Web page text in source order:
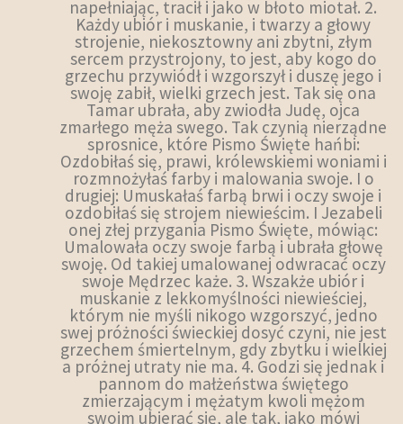
napełniając, tracił i jako w błoto miotał. 2.
Każdy ubiór i muskanie, i twarzy a głowy
strojenie, niekosztowny ani zbytni, złym
sercem przystrojony, to jest, aby kogo do
grzechu przywiódł i wzgorszył i duszę jego i
swoję zabił, wielki grzech jest. Tak się ona
Tamar ubrała, aby zwiodła Judę, ojca
zmarłego męża swego. Tak czynią nierządne
sprosnice, które Pismo Święte hańbi:
Ozdobiłaś się, prawi, królewskiemi woniami i
rozmnożyłaś farby i malowania swoje. I o
drugiej: Umuskałaś farbą brwi i oczy swoje i
ozdobiłaś się strojem niewieścim. I Jezabeli
onej złej przygania Pismo Święte, mówiąc:
Umalowała oczy swoje farbą i ubrała głowę
swoję. Od takiej umalowanej odwracać oczy
swoje Mędrzec każe. 3. Wszakże ubiór i
muskanie z lekkomyślności niewieściej,
którym nie myśli nikogo wzgorszyć, jedno
swej próżności świeckiej dosyć czyni, nie jest
grzechem śmiertelnym, gdy zbytku i wielkiej
a próżnej utraty nie ma. 4. Godzi się jednak i
pannom do małżeństwa świętego
zmierzającym i mężatym kwoli mężom
swoim ubierać się, ale tak, jako mówi